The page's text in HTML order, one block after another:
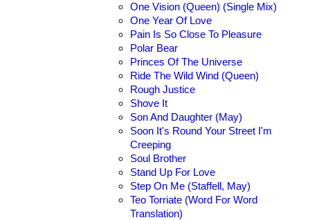
One Vision (Queen) (Single Mix)
One Year Of Love
Pain Is So Close To Pleasure
Polar Bear
Princes Of The Universe
Ride The Wild Wind (Queen)
Rough Justice
Shove It
Son And Daughter (May)
Soon It's Round Your Street I'm
Creeping
Soul Brother
Stand Up For Love
Step On Me (Staffell, May)
Teo Torriate (Word For Word
Translation)